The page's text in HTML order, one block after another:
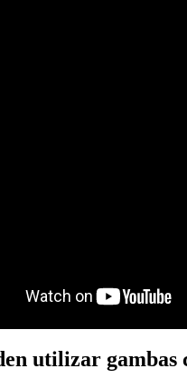
utilizar gambas